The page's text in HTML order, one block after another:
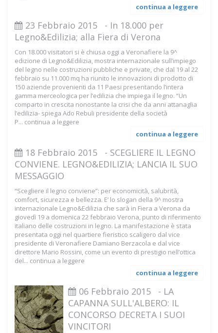
continua a leggere
23 Febbraio 2015 - In 18.000 per
Legno&Edilizia; alla Fiera di Verona
Con 18.000 visitatori si è chiusa oggi a Veronafiere la 9^
edizione di Legno&Edilizia, mostra internazionale sull’impiego
del legno nelle costruzioni pubbliche e private, che dal 19 al 22
febbraio su 11.000 mq ha riunito le innovazioni di prodotto di
150 aziende provenienti da 11 Paesi presentando l’intera
gamma merceologica per l’edilizia che impiega il legno. “Un
comparto in crescita nonostante la crisi che da anni attanaglia
l’edilizia- spiega Ado Rebuli presidente della società
P... continua a leggere
continua a leggere
18 Febbraio 2015 - SCEGLIERE IL LEGNO
CONVIENE. LEGNO&EDILIZIA; LANCIA IL SUO
MESSAGGIO
“Scegliere il legno conviene”: per economicità, salubrità,
comfort, sicurezza e bellezza. E’ lo slogan della 9^ mostra
internazionale Legno&Edilizia che sarà in Fiera a Verona da
giovedì 19 a domenica 22 febbraio Verona, punto di riferimento
italiano delle costruzioni in legno. La manifestazione è stata
presentata oggi nel quartiere fieristico scaligero dal vice
presidente di Veronafiere Damiano Berzacola e dal vice
direttore Mario Rossini, come un evento di prestigio nell’ottica
del... continua a leggere
continua a leggere
06 Febbraio 2015 - LA
CAPANNA SULL'ALBERO: IL
CONCORSO DECRETA I SUOI
VINCITORI